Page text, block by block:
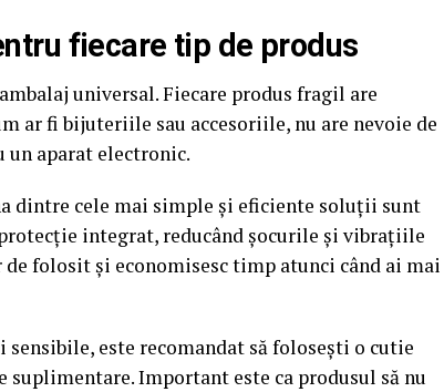
fiecare tip de produs
universal. Fiecare produs fragil are
ar fi bijuteriile sau accesoriile, nu are nevoie de
un aparat electronic.
dintre cele mai simple și eficiente soluții sunt
integrat, reducând șocurile și vibrațiile
folosit și economisesc timp atunci când ai mai
este recomandat să folosești o cutie
Important este ca produsul să nu